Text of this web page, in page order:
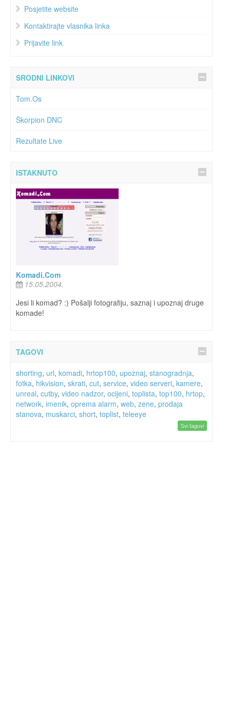
Posjetite website
Kontaktirajte vlasnika linka
Prijavite link
SRODNI LINKOVI
Tom.Os
Škorpion DNC
Rezultate Live
ISTAKNUTO
Komadi.Com
15.05.2004.
Jesi li komad? :) Pošalji fotografiju, saznaj i upoznaj druge
komade!
TAGOVI
shorting, url, komadi, hrtop100, upoznaj, stanogradnja,
fotka, hikvision, skrati, cut, service, video serveri, kamere,
unreal, cutby, video nadzor, ocijeni, toplista, top100, hrtop,
network, imenik, oprema alarm, web, zene, prodaja
stanova, muskarci, short, toplist, teleeye
Svi tagovi